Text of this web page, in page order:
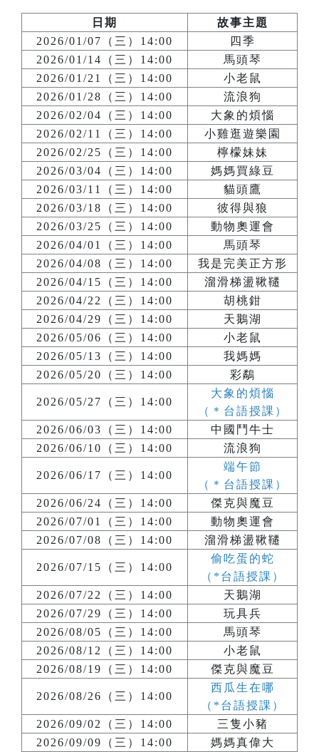
日期
故事主題
2026/01/07（三）14:00
四季
2026/01/14（三）14:00
馬頭琴
2026/01/21（三）14:00
小老鼠
2026/01/28（三）14:00
流浪狗
2026/02/04（三）14:00
大象的煩惱
2026/02/11（三）14:00
小雞逛遊樂園
2026/02/25（三）14:00
檸檬妹妹
2026/03/04（三）14:00
媽媽買綠豆
2026/03/11（三）14:00
貓頭鷹
2026/03/18（三）14:00
彼得與狼
2026/03/25（三）14:00
動物奧運會
2026/04/01（三）14:00
馬頭琴
2026/04/08（三）14:00
我是完美正方形
2026/04/15（三）14:00
溜滑梯盪鞦韆
2026/04/22（三）14:00
胡桃鉗
2026/04/29（三）14:00
天鵝湖
2026/05/06（三）14:00
小老鼠
2026/05/13（三）14:00
我媽媽
2026/05/20（三）14:00
彩鷸
2026/05/27（三）14:00
大象的煩惱
（＊台語授課）
2026/06/03（三）14:00
中國鬥牛士
2026/06/10（三）14:00
流浪狗
2026/06/17（三）14:00
端午節
（＊台語授課）
2026/06/24（三）14:00
傑克與魔豆
2026/07/01（三）14:00
動物奧運會
2026/07/08（三）14:00
溜滑梯盪鞦韆
2026/07/15（三）14:00
偷吃蛋的蛇
（*台語授課）
2026/07/22（三）14:00
天鵝湖
2026/07/29（三）14:00
玩具兵
2026/08/05（三）14:00
馬頭琴
2026/08/12（三）14:00
小老鼠
2026/08/19（三）14:00
傑克與魔豆
2026/08/26（三）14:00
西瓜生在哪
（*台語授課）
2026/09/02（三）14:00
三隻小豬
2026/09/09（三）14:00
媽媽真偉大